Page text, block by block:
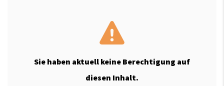
Sie haben aktuell keine Berechtigung auf
diesen Inhalt.